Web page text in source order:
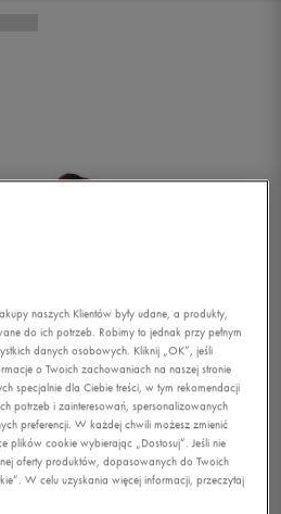
1/1
naszych Klientów były udane, a produkty,
do ich potrzeb. Robimy to jednak przy pełnym
danych osobowych. Kliknij „OK”, jeśli
o Twoich zachowaniach na naszej stronie
specjalnie dla Ciebie treści, w tym rekomendacji
potrzeb i zainteresowań, spersonalizowanych
preferencji. W każdej chwili możesz zmienić
plików cookie wybierając „Dostosuj”. Jeśli nie
oferty produktów, dopasowanych do Twoich
W celu uzyskania więcej informacji, przeczytaj